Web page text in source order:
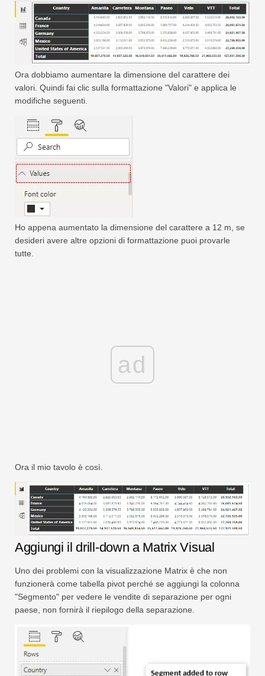
Ora dobbiamo aumentare la dimensione del carattere dei
valori. Quindi fai clic sulla formattazione "Valori" e applica le
modifiche seguenti.
Ho appena aumentato la dimensione del carattere a 12 m, se
desideri avere altre opzioni di formattazione puoi provarle
tutte.
ad
Ora il mio tavolo è così.
Aggiungi il drill-down a Matrix Visual
Uno dei problemi con la visualizzazione Matrix è che non
funzionerà come tabella pivot perché se aggiungi la colonna
"Segmento" per vedere le vendite di separazione per ogni
paese, non fornirà il riepilogo della separazione.